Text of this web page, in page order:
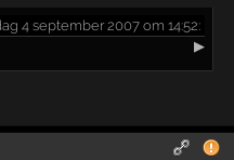
4 september 2007 om 14:52:
▶